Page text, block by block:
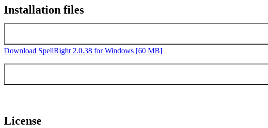
Installation files
Download SpellRight 2.0.38 for Windows [60 MB]
License